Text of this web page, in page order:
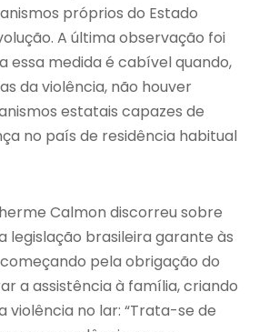
próprios do Estado
A última observação foi
essa medida é cabível quando,
da violência, não houver
estatais capazes de
no país de residência habitual
Calmon discorreu sobre
legislação brasileira garante às
pela obrigação do
a assistência à família, criando
violência no lar: “Trata-se de